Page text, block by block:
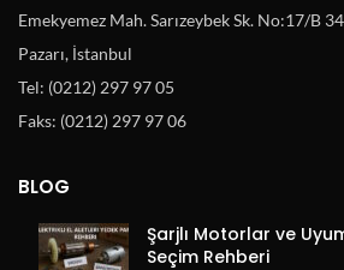
Emekyemez Mah. Sarızeybek Sk. No:17/B
Pazarı, İstanbul
Tel: (0212) 297 97 05
Faks: (0212) 297 97 06
BLOG
Şarjlı Motorlar ve
Seçim Rehberi